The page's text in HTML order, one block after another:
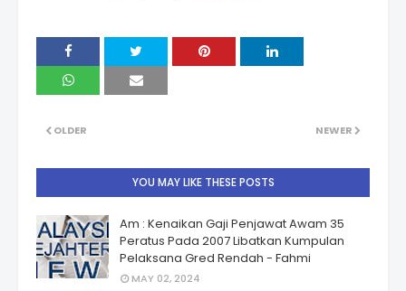
NEWER
OLDER
YOU MAY LIKE THESE POSTS
Am : Kenaikan Gaji Penjawat Awam 35
Peratus Pada 2007 Libatkan Kumpulan
Pelaksana Gred Rendah - Fahmi
MAY 02, 2024